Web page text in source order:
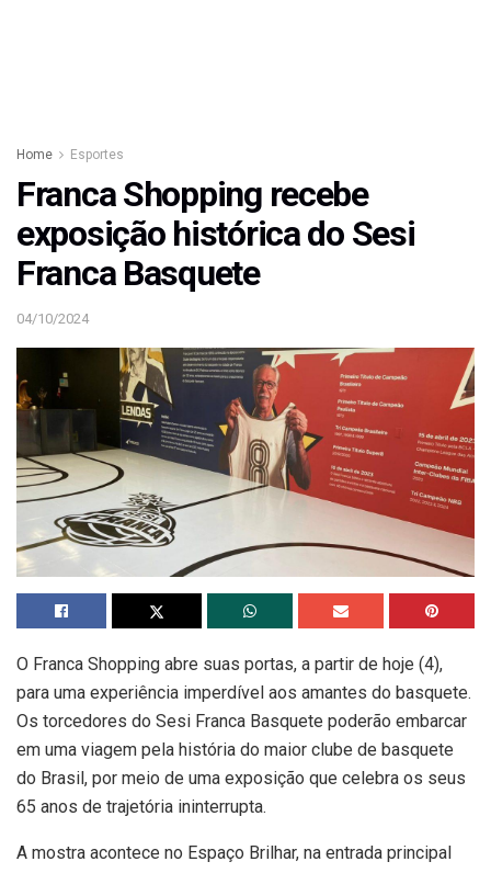
Home Esportes
Franca Shopping recebe
exposição histórica do Sesi
Franca Basquete
04/10/2024
O Franca Shopping abre suas portas, a partir de hoje (4),
para uma experiência imperdível aos amantes do basquete.
Os torcedores do Sesi Franca Basquete poderão embarcar
em uma viagem pela história do maior clube de basquete
do Brasil, por meio de uma exposição que celebra os seus
65 anos de trajetória ininterrupta.
A mostra acontece no Espaço Brilhar, na entrada principal